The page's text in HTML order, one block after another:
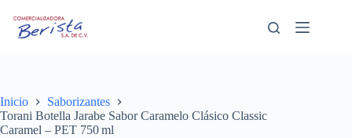
contenido
Inicio
Saborizantes
Torani Botella Jarabe Sabor Caramelo Clásico Classic
Caramel – PET 750 ml